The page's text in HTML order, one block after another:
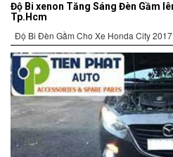
Độ Bi xenon Tăng Sáng Đèn Gầm
Tp.Hcm
Độ Bi Đèn Gầm Cho Xe Honda City